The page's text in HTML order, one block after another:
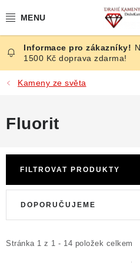
na
ČESKÉ KAMENY
ŠPERKY
SLEVY
ÚČINKY
1500 Kč doprava zdarma!
Kameny ze světa
Fluorit
FILTROVAT PRODUKTY
i
Stránka 1 z 1 - 14 položek celkem
e
DOPORUČUJEME